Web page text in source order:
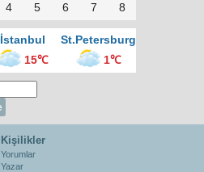
4 5 6 7 8
İstanbul
St.Petersburg
15℃ 1℃
Kişilikler
Yorumlar
Yazar